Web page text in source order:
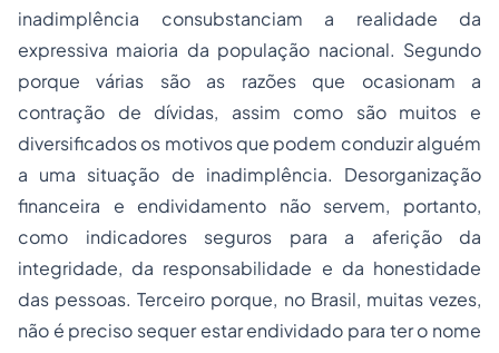
inadimplência consubstanciam a realidade da
expressiva maioria da população nacional. Segundo
porque várias são as razões que ocasionam a
contração de dívidas, assim como são muitos e
diversificados os motivos que podem conduzir alguém
a uma situação de inadimplência. Desorganização
financeira e endividamento não servem, portanto,
como indicadores seguros para a aferição da
integridade, da responsabilidade e da honestidade
das pessoas. Terceiro porque, no Brasil, muitas vezes,
não é preciso sequer estar endividado para ter o nome